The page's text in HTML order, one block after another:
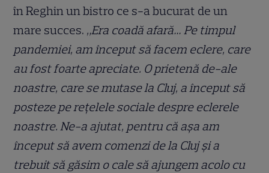
în Reghin un bistro ce s-a bucurat de un
mare succes. „Era coadă afară… Pe timpul
pandemiei, am început să facem eclere, care
au fost foarte apreciate. O prietenă de-ale
noastre, care se mutase la Cluj, a început să
posteze pe rețelele sociale despre eclerele
noastre. Ne-a ajutat, pentru că așa am
început să avem comenzi de la Cluj și a
trebuit să găsim o cale să ajungem acolo cu